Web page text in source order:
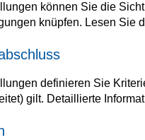
können Sie die
knüpfen. Lesen Sie
definieren Sie
gilt. Detaillierte